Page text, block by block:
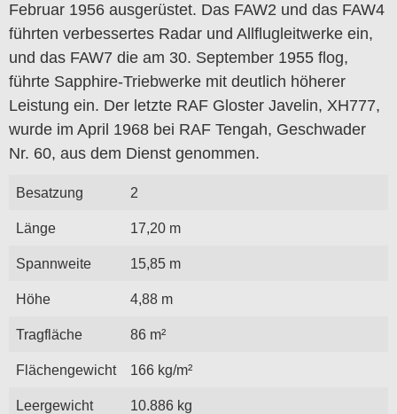
Februar 1956 ausgerüstet. Das FAW2 und das FAW4
führten verbessertes Radar und Allflugleitwerke ein,
und das FAW7 die am 30. September 1955 flog,
führte Sapphire-Triebwerke mit deutlich höherer
Leistung ein. Der letzte RAF Gloster Javelin, XH777,
wurde im April 1968 bei RAF Tengah, Geschwader
Nr. 60, aus dem Dienst genommen.
Besatzung 2
Länge 17,20 m
Spannweite 15,85 m
Höhe 4,88 m
Tragfläche 86 m²
Flächengewicht 166 kg/m²
Leergewicht 10.886 kg